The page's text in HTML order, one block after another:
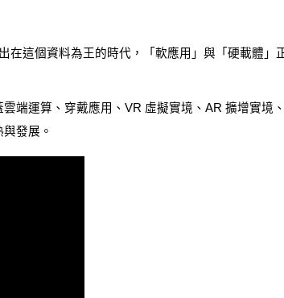
在這個資料為王的時代，「軟應用」與「硬載體
端運算、穿戴應用、VR 虛擬實境、AR 擴增實境
發展。